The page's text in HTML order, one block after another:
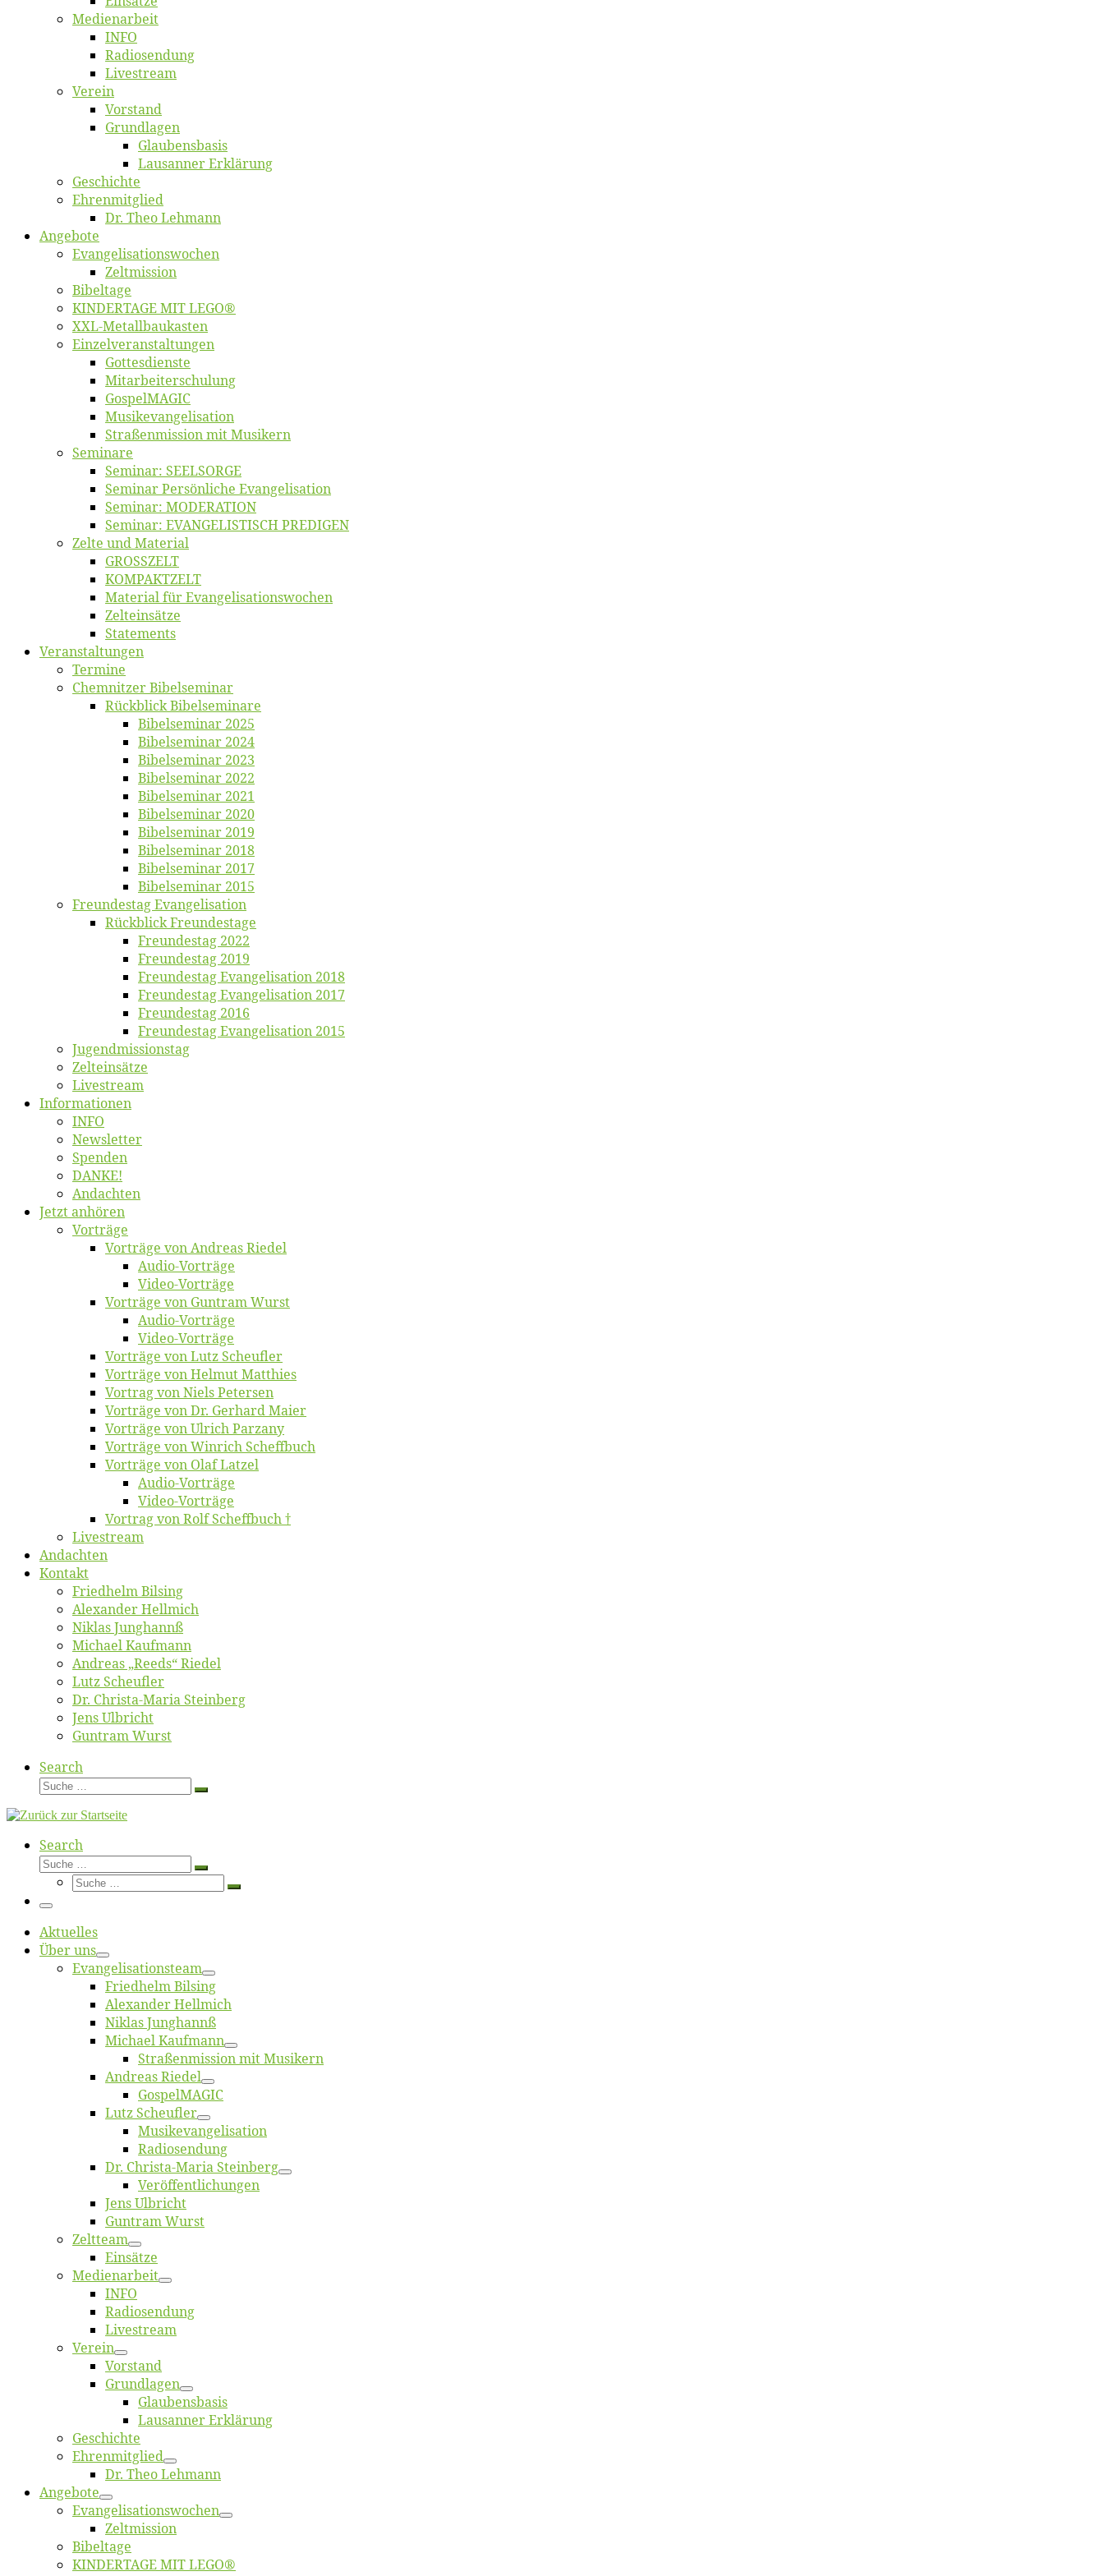
Me­di­en­ar­beit
INFO
Ra­dio­sen­dung
Live­stream
Ver­ein
Vor­stand
Grund­la­gen
Glaubens­ba­sis
Lausan­ner Erklärung
Ge­schich­te
Eh­ren­mit­glied
Dr. Theo Lehmann
An­ge­bo­te
Evangelisa­tions­wo­chen
Zelt­mis­si­on
Bi­bel­ta­ge
KINDERTAGE MIT LEGO®
XXL-Me­­tal­l­­bau­­kas­­ten
Einzelver­an­stal­tungen
Got­tes­diens­te
Mitarbeiter­schulung
Gos­pel­MA­GIC
Musikevan­ge­li­sa­tion
Straßenmis­sion mit Musikern
Se­mi­na­re
Se­mi­nar: SEELSORGE
Se­mi­nar Per­sön­li­che Evangelisation
Se­mi­nar: MODERATION
Se­mi­nar: EVANGELISTISCH PREDIGEN
Zel­te und Material
GROSSZELT
KOMPAKTZELT
Ma­te­ri­al für Evangelisationswochen
Zelt­ein­sät­ze
State­ments
Ver­an­stal­tun­gen
Ter­mi­ne
Chemnit­zer Bibelseminar
Rück­blick Bibelseminare
Bi­bel­se­mi­nar 2025
Bi­bel­se­mi­nar 2024
Bi­bel­se­mi­nar 2023
Bi­bel­se­mi­nar 2022
Bi­bel­se­mi­nar 2021
Bi­bel­se­mi­nar 2020
Bi­bel­se­mi­nar 2019
Bi­bel­se­mi­nar 2018
Bibelsemi­nar 2017
Bibelsemi­nar 2015
Freun­des­tag Evangelisation
Rück­blick Freundestage
Freun­des­tag 2022
Freun­des­tag 2019
Freun­des­tag Evan­ge­li­sa­ti­on 2018
Freun­des­tag Evan­ge­li­sa­ti­on 2017
Freun­des­tag 2016
Freun­des­tag Evan­ge­li­sa­ti­on 2015
Jugend­mis­sions­tag
Zelt­ein­sät­ze
Live­stream
Informatio­nen
INFO
News­let­ter
Spen­den
DANKE!
An­dach­ten
Jetzt an­hö­ren
Vor­trä­ge
Vor­trä­ge von An­dre­as Riedel
Au­dio-Vor­trä­ge
Vi­deo-Vor­trä­ge
Vor­trä­ge von Gun­tram Wurst
Au­dio-Vor­trä­ge
Vi­deo-Vor­trä­ge
Vor­trä­ge von Lutz Scheufler
Vor­trä­ge von Hel­mut Matthies
Vor­trag von Niels Petersen
Vor­trä­ge von Dr. Ger­hard Maier
Vor­trä­ge von Ul­rich Parzany
Vor­trä­ge von Win­rich Scheffbuch
Vor­trä­ge von Olaf Latzel
Au­dio-Vor­trä­ge
Vi­deo-Vor­trä­ge
Vor­trag von Rolf Scheffbuch †
Live­stream
An­dach­ten
Kon­takt
Fried­helm Bilsing
Alex­an­der Hellmich
Ni­klas Junghannß
Mi­cha­el Kaufmann
An­dre­as „Reeds“ Riedel
Lutz Scheuf­ler
Dr. Chris­­ta-Ma­ria Steinberg
Jens Ulb­richt
Gun­tram Wurst
Search
Suche
Suche
Search
Suche
Suche
Suche
Suche
Menü
Ak­tu­el­les
Über uns
Evangelisa­tions­team
Fried­helm Bilsing
Alex­an­der Hellmich
Ni­klas Junghannß
Mi­cha­el Kaufmann
Straßenmis­sion mit Musikern
An­dre­as Riedel
Gos­pel­MA­GIC
Lutz Scheuf­ler
Musikevan­ge­li­sa­tion
Ra­dio­sen­dung
Dr. Chris­­ta-Ma­ria Steinberg
Ver­öf­fent­li­chun­gen
Jens Ulb­richt
Gun­tram Wurst
Zelt­team
Ein­sät­ze
Me­di­en­ar­beit
INFO
Ra­dio­sen­dung
Live­stream
Ver­ein
Vor­stand
Grund­la­gen
Glaubens­ba­sis
Lausan­ner Erklärung
Ge­schich­te
Eh­ren­mit­glied
Dr. Theo Lehmann
An­ge­bo­te
Evangelisa­tions­wo­chen
Zelt­mis­si­on
Bi­bel­ta­ge
KINDERTAGE MIT LEGO®